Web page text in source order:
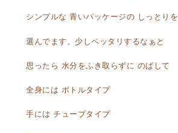
シンプルな 青いパッケージの しっとりを
選んでます。少しペッタリするなぁと
思ったら 水分をふき取らずに のばして
全身には ボトルタイプ
手には チューブタイプ